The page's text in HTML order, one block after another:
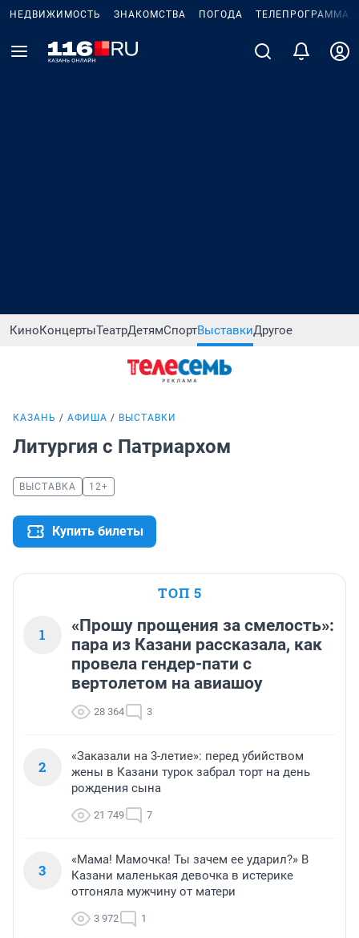
НЕДВИЖИМОСТЬ ЗНАКОМСТВА ПОГОДА ТЕЛЕПРОГРАММА
КиноКонцертыТеатрДетямСпортВыставкиДругое
КАЗАНЬ АФИША ВЫСТАВКИ
Литургия с Патриархом
ВЫСТАВКА 12+
Купить билеты
ТОП 5
1
«Прошу прощения за смелость»:
пара из Казани рассказала, как
провела гендер-пати с
вертолетом на авиашоу
28 364 3
2
«Заказали на 3-летие»: перед убийством
жены в Казани турок забрал торт на день
рождения сына
21 749 7
3
«Мама! Мамочка! Ты зачем ее ударил?» В
Казани маленькая девочка в истерике
отгоняла мужчину от матери
3 972 1